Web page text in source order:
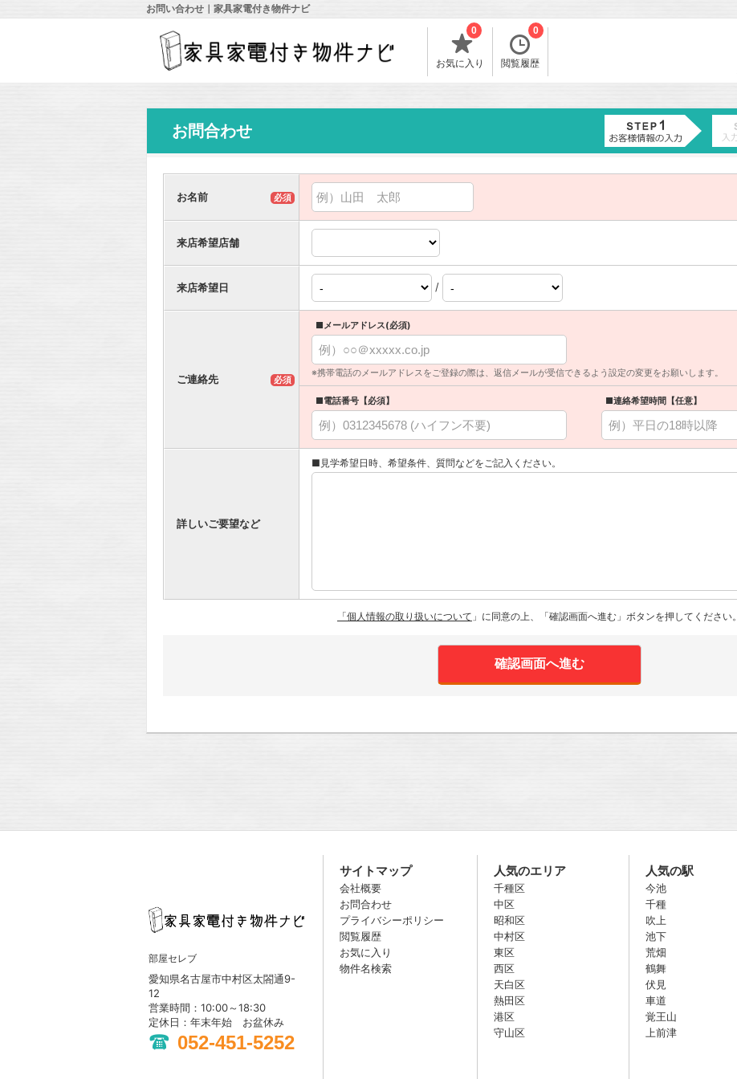
お問い合わせ｜家具家電付き物件ナビ
お気に入り
0
閲覧履歴
0
お問合わせ
お名前 必須
来店希望店舗
来店希望日 /
ご連絡先 必須
■メールアドレス(必須)
※携帯電話のメールアドレスをご登録の際は、返信メールが受信できるよう設定の変更をお願いします。
■電話番号【必須】 ■連絡希望時間【任意】
詳しいご要望など
■見学希望日時、希望条件、質問などをご記入ください。
「個人情報の取り扱いについて 」に同意の上、「確認画面へ進む」ボタンを押してください。
部屋セレブ
愛知県名古屋市中村区太閤通9-
12
営業時間：10:00～18:30
定休日：年末年始 お盆休み
052-451-5252
サイトマップ
会社概要
お問合わせ
プライバシーポリシー
閲覧履歴
お気に入り
物件名検索
人気のエリア
千種区
中区
昭和区
中村区
東区
西区
天白区
熱田区
港区
守山区
人気の駅
今池
千種
吹上
池下
荒畑
鶴舞
伏見
車道
覚王山
上前津